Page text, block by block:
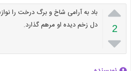

2

باد به آرامی شاخ و برگ درخت را
دل زخم دیده او مرهم گذارد.